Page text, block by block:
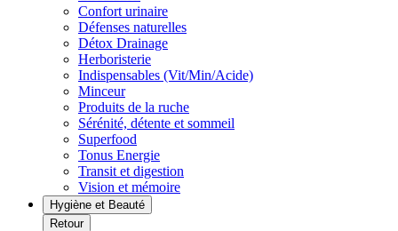
Confort urinaire
Défenses naturelles
Détox Drainage
Herboristerie
Indispensables (Vit/Min/Acide)
Minceur
Produits de la ruche
Sérénité, détente et sommeil
Superfood
Tonus Energie
Transit et digestion
Vision et mémoire
Hygiène et Beauté
Retour